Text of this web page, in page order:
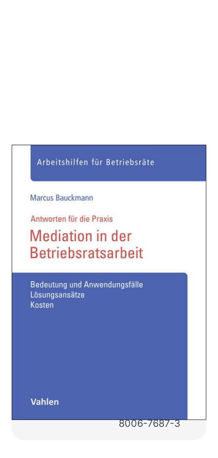
Mediation in der
Betriebsratsarbeit
Zur Wunschliste hinzufügen
Bedeutung und Anwendungsfälle. Lösungsansätze,
Kosten
Softcover
8006-7687-3